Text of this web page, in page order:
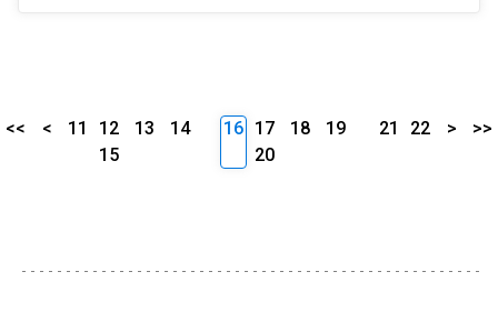
<< < 11 12 13
14
15
16 17 18
19
20
21 22 > >>